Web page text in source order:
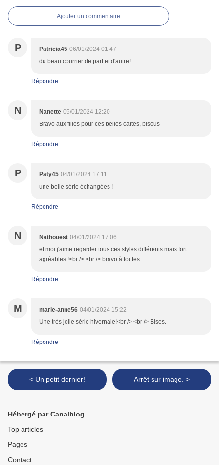
Ajouter un commentaire
P Patricia45 06/01/2024 01:47
du beau courrier de part et d'autre!
Répondre
N Nanette 05/01/2024 12:20
Bravo aux filles pour ces belles cartes, bisous
Répondre
P Paty45 04/01/2024 17:11
une belle série échangées !
Répondre
N Nathouest 04/01/2024 17:06
et moi j'aime regarder tous ces styles différents mais fort
agréables !<br /> <br /> bravo à toutes
Répondre
M marie-anne56 04/01/2024 15:22
Une très jolie série hivernale!<br /> <br /> Bises.
Répondre
< Un petit dernier! Arrêt sur image. >
Hébergé par Canalblog
Top articles
Pages
Contact